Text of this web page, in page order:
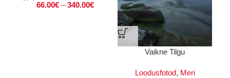
66.00€ – 340.00€
Vaikne Tilgu
Loodusfotod, Meri